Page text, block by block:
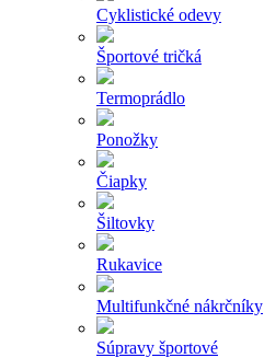
Cyklistické odevy
Športové tričká
Termoprádlo
Ponožky
Čiapky
Šiltovky
Rukavice
Multifunkčné nákrčníky
Súpravy športové